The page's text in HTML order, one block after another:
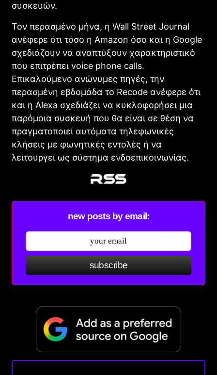
συσκευών.
Τον περασμένο μήνα, η Wall Street Journal
ανέφερε ότι τόσο η Amazon όσο και η Google
σχεδιάζουν να αναπτύξουν χαρακτηριστικό
που επιτρέπει voice phone calls.
Επικαλούμενο ανώνυμες πηγές, την
περασμένη εβδομάδα το Recode ανέφερε ότι
και η Alexa σχεδιάζει να κυκλοφορήσει μια
παρόμοια συσκευή που θα είναι σε θέση να
πραγματοποιεί αυτόματα τηλεφωνικές
κλήσεις με φωνητικές εντολές ή να
λειτουργεί ως σύστημα ενδοεπικοινωνίας.
new posts by email:
subscribe